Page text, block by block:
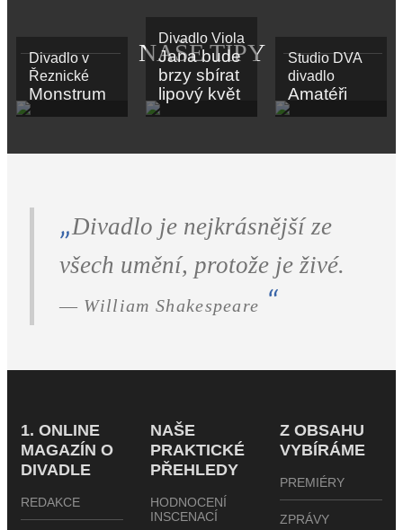
NAŠE TIPY
Divadlo v
Řeznické
Monstrum
Divadlo Viola
Jana bude
brzy sbírat
lipový květ
Studio DVA
divadlo
Amatéři
Divadlo je nejkrásnější ze
všech umění, protože je živé.
William Shakespeare
1. ONLINE
MAGAZÍN O
DIVADLE
REDAKCE
NAŠE
PRAKTICKÉ
PŘEHLEDY
HODNOCENÍ
INSCENACÍ
Z OBSAHU
VYBÍRÁME
PREMIÉRY
ZPRÁVY